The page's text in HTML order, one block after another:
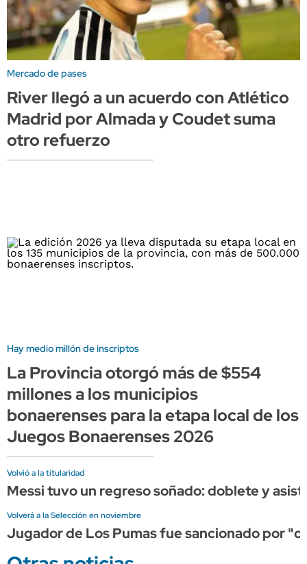
Mercado de pases
River llegó a un acuerdo con Atlético
Madrid por Almada y Coudet suma
otro refuerzo
Hay medio millón de inscriptos
La Provincia otorgó más de $554
millones a los municipios
bonaerenses para la etapa local de los
Juegos Bonaerenses 2026
Volvió a la titularidad
Messi tuvo un regreso soñado: doblete y
Volverá a la Selección en noviembre
Jugador de Los Pumas fue sancionado por